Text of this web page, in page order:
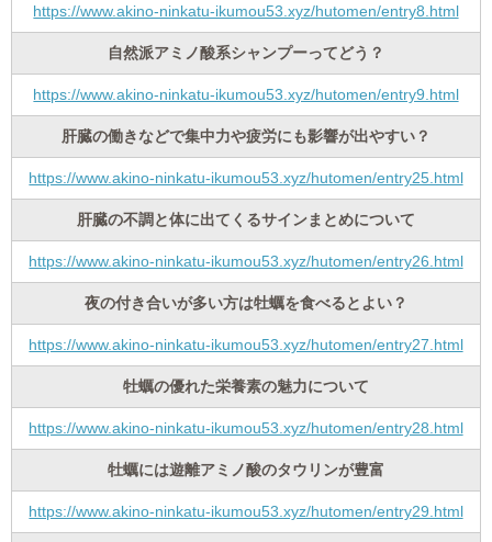
https://www.akino-ninkatu-ikumou53.xyz/hutomen/entry8.html
自然派アミノ酸系シャンプーってどう？
https://www.akino-ninkatu-ikumou53.xyz/hutomen/entry9.html
肝臓の働きなどで集中力や疲労にも影響が出やすい？
https://www.akino-ninkatu-ikumou53.xyz/hutomen/entry25.html
肝臓の不調と体に出てくるサインまとめについて
https://www.akino-ninkatu-ikumou53.xyz/hutomen/entry26.html
夜の付き合いが多い方は牡蠣を食べるとよい？
https://www.akino-ninkatu-ikumou53.xyz/hutomen/entry27.html
牡蠣の優れた栄養素の魅力について
https://www.akino-ninkatu-ikumou53.xyz/hutomen/entry28.html
牡蠣には遊離アミノ酸のタウリンが豊富
https://www.akino-ninkatu-ikumou53.xyz/hutomen/entry29.html